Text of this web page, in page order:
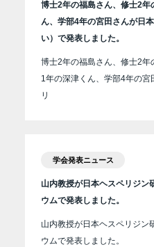
博士2年の福島さん、修士2年
ん、学部4年の宮田さんが日
い）で発表しました。
博士2年の福島さん、修士2年
1年の深津くん、学部4年の宮
リ
学会発表ニュース
山内教授が日本ヘスペリジン
ウムで発表しました。
山内教授が日本ヘスペリジン
ウムで発表しました。